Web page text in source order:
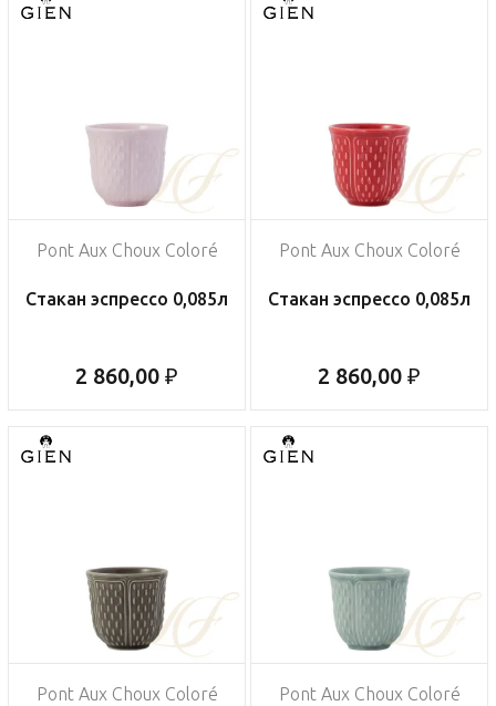
Pont Aux Choux Coloré
Стакан эспрессо 0,085л
2 860,00 ₽
Pont Aux Choux Coloré
Стакан эспрессо 0,085л
2 860,00 ₽
Pont Aux Choux Coloré Pont Aux Choux Coloré